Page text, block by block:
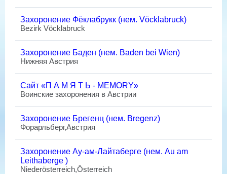
Захоронение Фёклабрукк (нем. Vöcklabruck)
Bezirk Vöcklabruck
Захоронение Баден (нем. Baden bei Wien)
Нижняя Австрия
Сайт «П А М Я Т Ь - MEMORY»
Воинские захоронения в Австрии
Захоронение Брегенц (нем. Bregenz)
Форарльберг,Австрия
Захоронение Ау-ам-Лайтаберге (нем. Au am
Leithaberge )
Niederösterreich,Österreich